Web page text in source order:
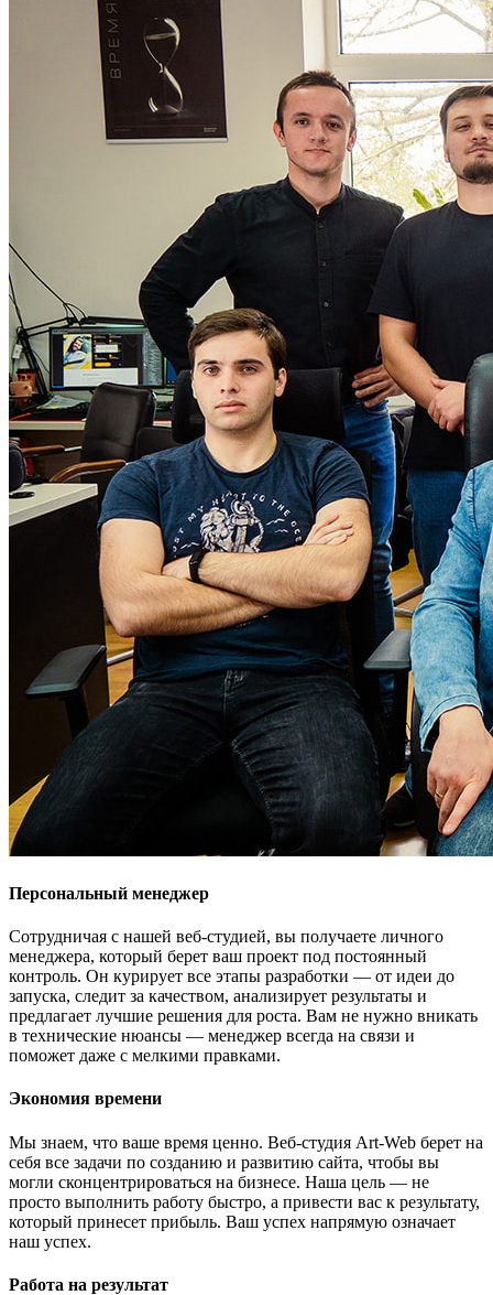
Персональный менеджер
Сотрудничая с нашей веб-студией, вы получаете личного
менеджера, который берет ваш проект под постоянный
контроль. Он курирует все этапы разработки — от идеи до
запуска, следит за качеством, анализирует результаты и
предлагает лучшие решения для роста. Вам не нужно вникать
в технические нюансы — менеджер всегда на связи и
поможет даже с мелкими правками.
Экономия времени
Мы знаем, что ваше время ценно. Веб-студия Art-Web берет на
себя все задачи по созданию и развитию сайта, чтобы вы
могли сконцентрироваться на бизнесе. Наша цель — не
просто выполнить работу быстро, а привести вас к результату,
который принесет прибыль. Ваш успех напрямую означает
наш успех.
Работа на результат